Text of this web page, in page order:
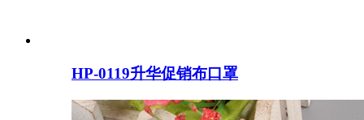
HP-0119升华促销布口罩